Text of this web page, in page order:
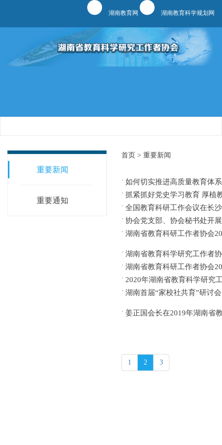
湖南教育网 湖南教育科学规划网
重要新闻
重要通知
首页 > 重要新闻
如何切实推进高质量教育体
抓紧抓好党史学习教育 厚植
全国教育科研工作会议在长
协会党支部、协会秘书处开
湖南省教育科研工作者协会
湖南省教育科学研究工作者
湖南省教育科研工作者协会
2020年湖南省教育科学研究
湖南首届“家校社共育”研讨
姜正国会长在2019年湖南省
1 2 3